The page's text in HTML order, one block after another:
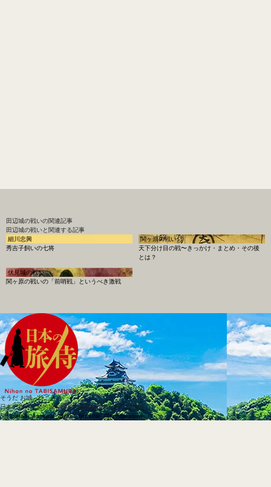
田辺城の戦いの関連記事
田辺城の戦いと関連する記事
細川忠興
秀吉子飼いの七将
関ヶ原の戦い
天下分け目の戦〜きっかけ・まとめ・その後
とは？
伏見城の戦い
関ヶ原の戦いの「前哨戦」というべき激戦
そうだ お城、行こう
日本の旅侍は知的城を提案する旅行情報メディアです。
SNS@tabi_samurai_@tabi_samurai_@tabisamurai